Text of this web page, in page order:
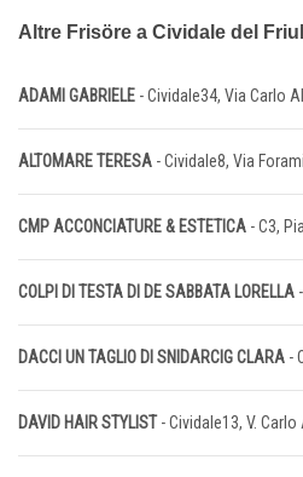
Altre Frisöre a Cividale del
ADAMI GABRIELE - Cividale34, Via Carlo
ALTOMARE TERESA - Cividale8, Via
CMP ACCONCIATURE & ESTETICA - C3,
COLPI DI TESTA DI DE SABBATA LORELLA
DACCI UN TAGLIO DI SNIDARCIG CLARA -
DAVID HAIR STYLIST- Cividale13, V.